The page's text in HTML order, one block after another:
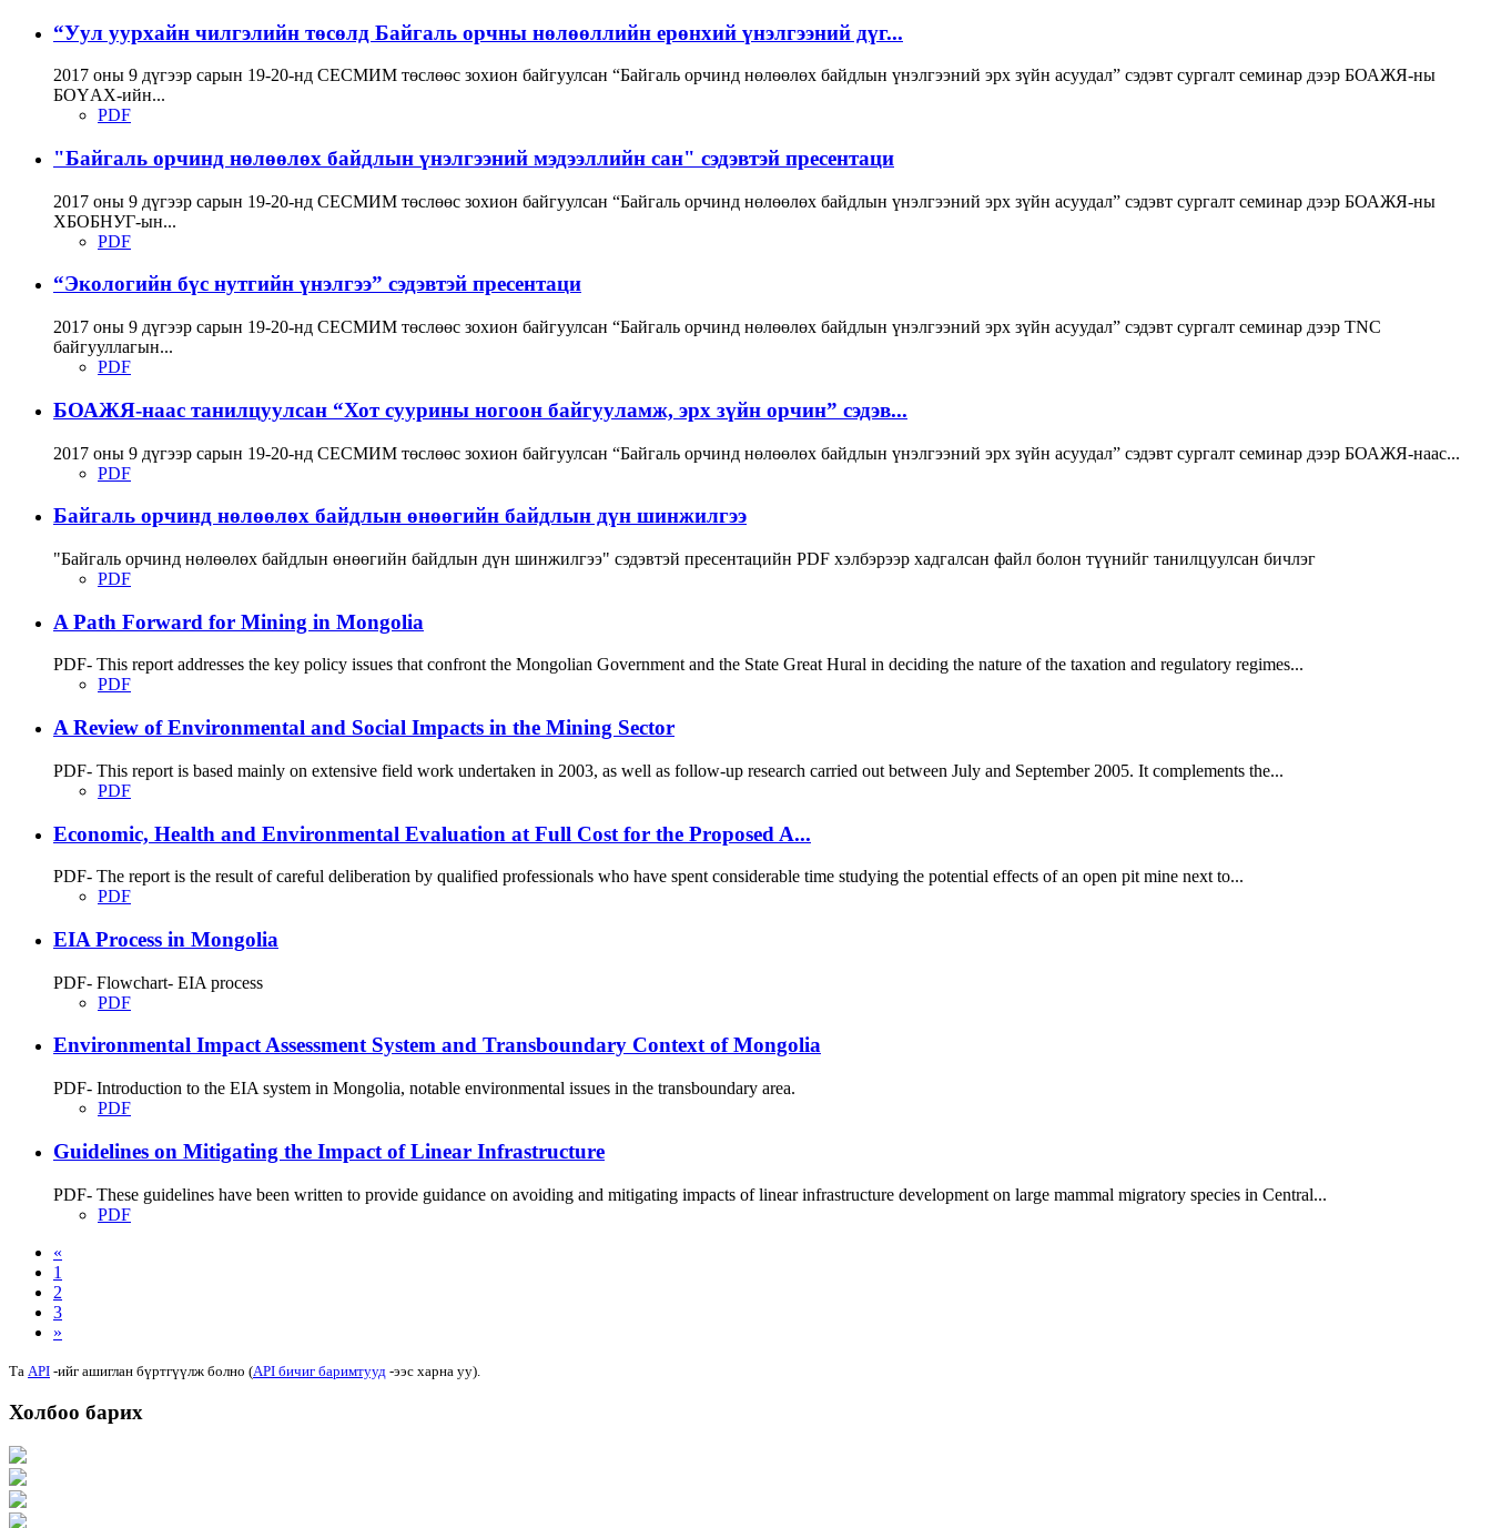
“Уул уурхайн чилгэлийн төсөлд Байгаль орчны нөлөөллийн ерөнхий үнэлгээний дүг...
2017 оны 9 дүгээр сарын 19-20-нд СЕСМИМ төслөөс зохион байгуулсан “Байгаль орчинд нөлөөлөх байдлын үнэлгээний эрх зүйн асуудал” сэдэвт сургалт семинар дээр БОАЖЯ-ны
БОҮАХ-ийн...
PDF
"Байгаль орчинд нөлөөлөх байдлын үнэлгээний мэдээллийн сан" сэдэвтэй пресентаци
2017 оны 9 дүгээр сарын 19-20-нд СЕСМИМ төслөөс зохион байгуулсан “Байгаль орчинд нөлөөлөх байдлын үнэлгээний эрх зүйн асуудал” сэдэвт сургалт семинар дээр БОАЖЯ-ны
ХБОБНУГ-ын...
PDF
“Экологийн бүс нутгийн үнэлгээ” сэдэвтэй пресентаци
2017 оны 9 дүгээр сарын 19-20-нд СЕСМИМ төслөөс зохион байгуулсан “Байгаль орчинд нөлөөлөх байдлын үнэлгээний эрх зүйн асуудал” сэдэвт сургалт семинар дээр TNC
байгууллагын...
PDF
БОАЖЯ-наас танилцуулсан “Хот суурины ногоон байгууламж, эрх зүйн орчин” сэдэв...
2017 оны 9 дүгээр сарын 19-20-нд СЕСМИМ төслөөс зохион байгуулсан “Байгаль орчинд нөлөөлөх байдлын үнэлгээний эрх зүйн асуудал” сэдэвт сургалт семинар дээр БОАЖЯ-наас...
PDF
Байгаль орчинд нөлөөлөх байдлын өнөөгийн байдлын дүн шинжилгээ
"Байгаль орчинд нөлөөлөх байдлын өнөөгийн байдлын дүн шинжилгээ" сэдэвтэй пресентацийн PDF хэлбэрээр хадгалсан файл болон түүнийг танилцуулсан бичлэг
PDF
A Path Forward for Mining in Mongolia
PDF- This report addresses the key policy issues that confront the Mongolian Government and the State Great Hural in deciding the nature of the taxation and regulatory regimes...
PDF
A Review of Environmental and Social Impacts in the Mining Sector
PDF- This report is based mainly on extensive field work undertaken in 2003, as well as follow-up research carried out between July and September 2005. It complements the...
PDF
Economic, Health and Environmental Evaluation at Full Cost for the Proposed A...
PDF- The report is the result of careful deliberation by qualified professionals who have spent considerable time studying the potential effects of an open pit mine next to...
PDF
EIA Process in Mongolia
PDF- Flowchart- EIA process
PDF
Environmental Impact Assessment System and Transboundary Context of Mongolia
PDF- Introduction to the EIA system in Mongolia, notable environmental issues in the transboundary area.
PDF
Guidelines on Mitigating the Impact of Linear Infrastructure
PDF- These guidelines have been written to provide guidance on avoiding and mitigating impacts of linear infrastructure development on large mammal migratory species in Central...
PDF
«
1
2
3
»
Та API -ийг ашиглан бүртгүүлж болно (API бичиг баримтууд -ээс харна уу).
Холбоо барих